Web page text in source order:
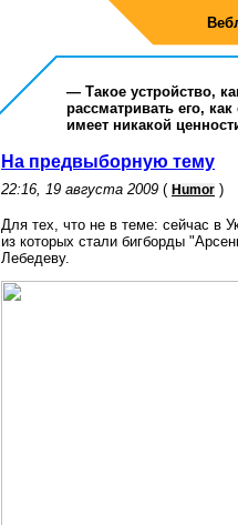
— Такое устройство,
рассматривать его,
имеет никакой
На предвыборную тему
22:16, 19 августа 2009 ( Humor )
Для тех, что не в теме: сейчас в
из которых стали бигборды
Лебедеву.